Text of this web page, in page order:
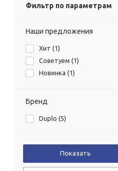
Фильтр по параметрам
Наши предложения
Хит (1)
Советуем (1)
Новинка (1)
Бренд
Duplo (5)